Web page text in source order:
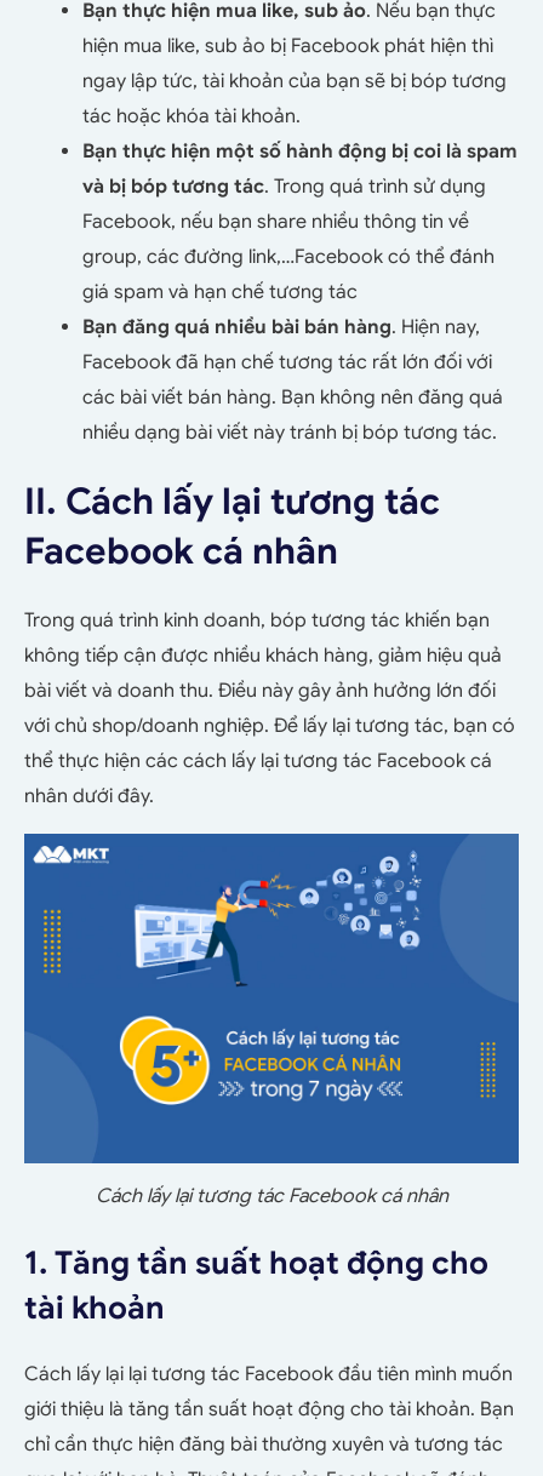
Bạn thực hiện mua like, sub ảo. Nếu bạn thực
hiện mua like, sub ảo bị Facebook phát hiện thì
ngay lập tức, tài khoản của bạn sẽ bị bóp tương
tác hoặc khóa tài khoản.
Bạn thực hiện một số hành động bị coi là spam
và bị bóp tương tác. Trong quá trình sử dụng
Facebook, nếu bạn share nhiều thông tin về
group, các đường link,…Facebook có thể đánh
giá spam và hạn chế tương tác
Bạn đăng quá nhiều bài bán hàng. Hiện nay,
Facebook đã hạn chế tương tác rất lớn đối với
các bài viết bán hàng. Bạn không nên đăng quá
nhiều dạng bài viết này tránh bị bóp tương tác.
II. Cách lấy lại tương tác
Facebook cá nhân
Trong quá trình kinh doanh, bóp tương tác khiến bạn
không tiếp cận được nhiều khách hàng, giảm hiệu quả
bài viết và doanh thu. Điều này gây ảnh hưởng lớn đối
với chủ shop/doanh nghiệp. Để lấy lại tương tác, bạn có
thể thực hiện các cách lấy lại tương tác Facebook cá
nhân dưới đây.
Cách lấy lại tương tác Facebook cá nhân
1. Tăng tần suất hoạt động cho
tài khoản
Cách lấy lại lại tương tác Facebook đầu tiên mình muốn
giới thiệu là tăng tần suất hoạt động cho tài khoản. Bạn
chỉ cần thực hiện đăng bài thường xuyên và tương tác